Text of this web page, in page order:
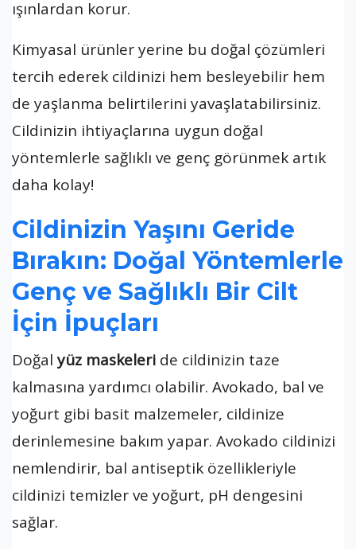
ışınlardan korur.
Kimyasal ürünler yerine bu doğal çözümleri
tercih ederek cildinizi hem besleyebilir hem
de yaşlanma belirtilerini yavaşlatabilirsiniz.
Cildinizin ihtiyaçlarına uygun doğal
yöntemlerle sağlıklı ve genç görünmek artık
daha kolay!
Cildinizin Yaşını Geride
Bırakın: Doğal Yöntemlerle
Genç ve Sağlıklı Bir Cilt
İçin İpuçları
Doğalyüz maskeleri de cildinizin taze
kalmasına yardımcı olabilir. Avokado, bal ve
yoğurt gibi basit malzemeler, cildinize
derinlemesine bakım yapar. Avokado cildinizi
nemlendirir, bal antiseptik özellikleriyle
cildinizi temizler ve yoğurt, pH dengesini
sağlar.